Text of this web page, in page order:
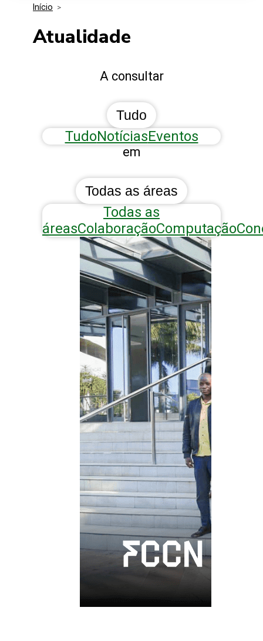
Media Kit
Eventos
Início >
Atualidade
A consultar
Tudo
TudoNotíciasEventos
em
Todas as áreas
Todas as
áreasColaboraçãoComputação